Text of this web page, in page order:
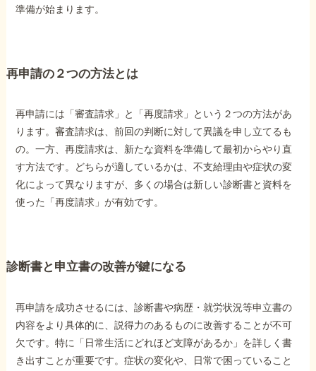
お電話でのお問い合わせ
089-907-3797
受付時間：平日9:00~18:00
準備が始まります。
再申請の２つの方法とは
再申請には「審査請求」と「再度請求」という２つの方法があ
ります。審査請求は、前回の判断に対して異議を申し立てるも
の。一方、再度請求は、新たな資料を準備して最初からやり直
す方法です。どちらが適しているかは、不支給理由や症状の変
化によって異なりますが、多くの場合は新しい診断書と資料を
使った「再度請求」が有効です。
診断書と申立書の改善が鍵になる
再申請を成功させるには、診断書や病歴・就労状況等申立書の
内容をより具体的に、説得力のあるものに改善することが不可
欠です。特に「日常生活にどれほど支障があるか」を詳しく書
き出すことが重要です。症状の変化や、日常で困っていること